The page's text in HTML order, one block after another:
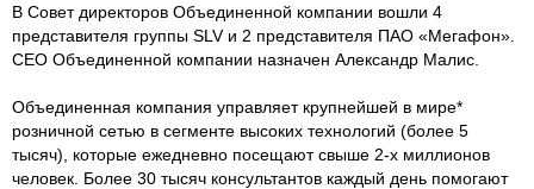
В Совет директоров Объединенной компании вошли 4
представителя группы SLV и 2 представителя ПАО «Мегафон».
CEO Объединенной компании назначен Александр Малис.
Объединенная компания управляет крупнейшей в мире*
розничной сетью в сегменте высоких технологий (более 5
тысяч), которые ежедневно посещают свыше 2-х миллионов
человек. Более 30 тысяч консультантов каждый день помогают